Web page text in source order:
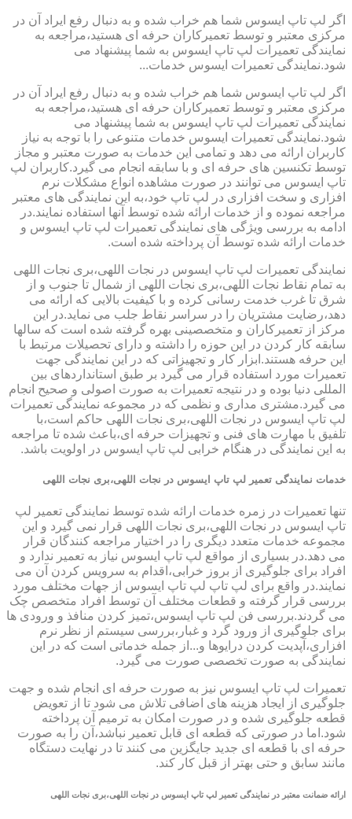
اگر لپ تاپ ایسوس شما هم خراب شده و به دنبال رفع ایراد آن در
مرکزی معتبر و توسط تعمیرکاران حرفه ای هستید،مراجعه به
نمایندگی تعمیرات لپ تاپ ایسوس به شما پیشنهاد می
شود.نمایندگی تعمیرات ایسوس خدمات...
اگر لپ تاپ ایسوس شما هم خراب شده و به دنبال رفع ایراد آن در
مرکزی معتبر و توسط تعمیرکاران حرفه ای هستید،مراجعه به
نمایندگی تعمیرات لپ تاپ ایسوس به شما پیشنهاد می
شود.نمایندگی تعمیرات ایسوس خدمات متنوعی را با توجه به نیاز
کاربران ارائه می دهد و تمامی این خدمات به صورت معتبر و مجاز
توسط تکنسین های حرفه ای و با سابقه انجام می گیرد.کاربران لپ
تاپ ایسوس می توانند در صورت مشاهده انواع مشکلات نرم
افزاری و سخت افزاری در لپ تاپ خود،به این نمایندگی های معتبر
مراجعه نموده و از خدمات ارائه شده توسط آنها استفاده نمایند.در
ادامه به بررسی ویژگی های نمایندگی تعمیرات لپ تاپ ایسوس و
خدمات ارائه شده توسط آن پرداخته شده است.
نمایندگی تعمیرات لپ تاپ ایسوس در نجات اللهی،بری نجات اللهی
به تمام نقاط نجات اللهی،بری نجات اللهی از شمال تا جنوب و از
شرق تا غرب خدمت رسانی کرده و با کیفیت بالایی که ارائه می
دهد،رضایت مشتریان را در سراسر نقاط جلب می نماید.در این
مرکز از تعمیرکاران و متخصصینی بهره گرفته شده است که سالها
سابقه کار کردن در این حوزه را داشته و دارای تحصیلات مرتبط با
این حرفه هستند.ابزار کار و تجهیزاتی که در این نمایندگی جهت
تعمیرات مورد استفاده قرار می گیرد بر طبق استانداردهای بین
المللی دنیا بوده و در نتیجه تعمیرات به صورت اصولی و صحیح انجام
می گیرد.مشتری مداری و نظمی که در مجموعه نمایندگی تعمیرات
لپ تاپ ایسوس در نجات اللهی،بری نجات اللهی حاکم است،با
تلفیق با مهارت های فنی و تجهیزات حرفه ای،باعث شده تا مراجعه
به این نمایندگی در هنگام خرابی لپ تاپ ایسوس در اولویت باشد.
خدمات نمایندگی تعمیر لپ تاپ ایسوس در نجات اللهی،بری نجات اللهی
تنها تعمیرات در زمره خدمات ارائه شده توسط نمایندگی تعمیر لپ
تاپ ایسوس در نجات اللهی،بری نجات اللهی قرار نمی گیرد و این
مجموعه خدمات متعدد دیگری را در اختیار مراجعه کنندگان قرار
می دهد.در بسیاری از مواقع لپ تاپ ایسوس نیاز به تعمیر ندارد و
افراد برای جلوگیری از بروز خرابی،اقدام به سرویس کردن آن می
نمایند.در واقع برای لپ تاپ لپ تاپ ایسوس از جهات مختلف مورد
بررسی قرار گرفته و قطعات مختلف آن توسط افراد متخصص چک
می گردند.بررسی فن لپ تاپ ایسوس،تمیز کردن منافذ و ورودی ها
برای جلوگیری از ورود گرد و غبار،بررسی سیستم از نظر نرم
افزاری،آپدیت کردن درایوها و...از جمله خدماتی است که در این
نمایندگی به صورت تخصصی صورت می گیرد.
تعمیرات لپ تاپ ایسوس نیز به صورت حرفه ای انجام شده و جهت
جلوگیری از ایجاد هزینه های اضافی تلاش می شود تا از تعویض
قطعه جلوگیری شده و در صورت امکان به ترمیم آن پرداخته
شود.اما در صورتی که قطعه ای قابل تعمیر نباشد،آن را به صورت
حرفه ای با قطعه ای جدید جایگزین می کنند تا در نهایت دستگاه
مانند سابق و حتی بهتر از قبل کار کند.
ارائه ضمانت معتبر در نمایندگی تعمیر لپ تاپ ایسوس در نجات اللهی،بری نجات اللهی